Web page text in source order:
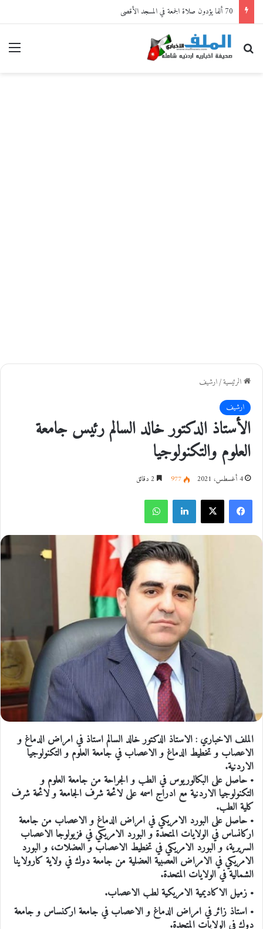
70 ألفا يؤدون صلاة الجمعة في المسجد الأقصى
بحث عن
الرئيسية/ارشيف
ارشيف
الأستاذ الدكتور خالد السالم رئيس جامعة
العلوم والتكنولوجيا
4 أغسطس، 2021 977
فيسبوك
الملف الاخباري : الاستاذ الدكتور خالد السالم استاذ في امراض الدماغ و
الاعصاب و تخطيط الدماغ و الاعصاب في جامعة العلوم و التكنولوجيا
الاردنية.
• حاصل على البكالوريوس في الطب و الجراحة من جامعة العلوم و
التكنولوجيا الاردنية مع ادراج اسمه على لائحة شرف الجامعة و لائحة شرف
كلية الطب.
• حاصل على البورد الامريكي في امراض الدماغ و الاعصاب من جامعة
اركانساس في الولايات المتحدة و البورد الامريكي في فزيولوجا الاعصاب
السريرية، و البورد الامريكي في تخطيط الاعصاب و العضلات، و البورد
الامريكي في الامراض العصبية العضلية من جامعة دوك في ولاية كارولاينا
الشمالية في الولايات المتحدة.
• زميل الاكاديمية الامريكية لطب الاعصاب.
• استاذ زائر في امراض الدماغ و الاعصاب في جامعة اركنساس و جامعة
دوك في الولايات المتحدة.